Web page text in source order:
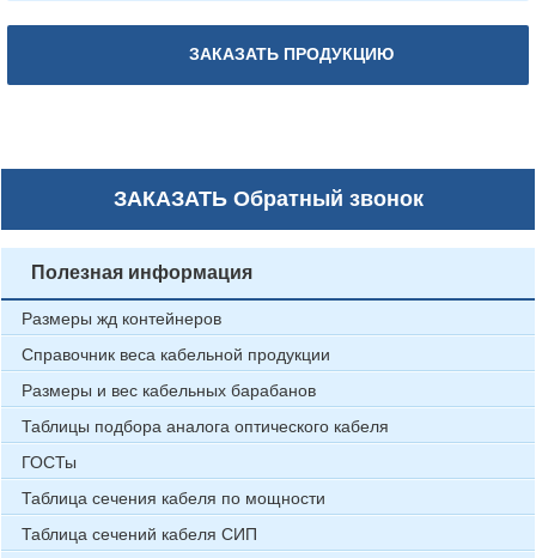
ЗАКАЗАТЬ ПРОДУКЦИЮ
ЗАКАЗАТЬОбратный звонок
Полезная информация
Размеры жд контейнеров
Справочник веса кабельной продукции
Размеры и вес кабельных барабанов
Таблицы подбора аналога оптического кабеля
ГОСТы
Таблица сечения кабеля по мощности
Таблица сечений кабеля СИП